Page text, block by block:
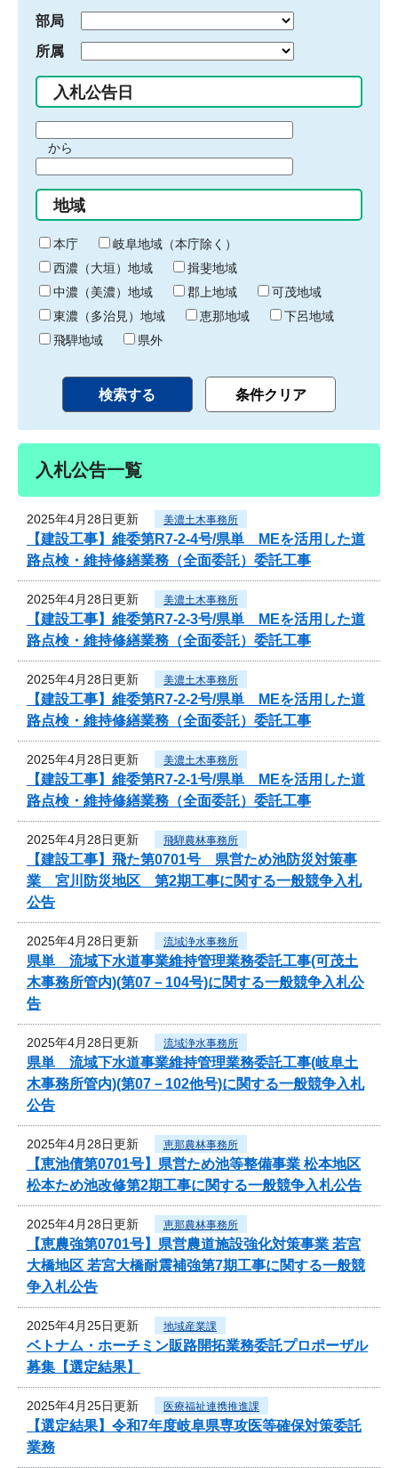
部局
所属
入札公告日
間
始
り
から
間
終
わ
り
地域
本庁
岐阜地域（本庁除く）
西濃（大垣）地域
揖斐地域
中濃（美濃）地域
郡上地域
可茂地域
東濃（多治見）地域
恵那地域
下呂地域
飛騨地域
県外
入札公告一覧
2025年4月28日更新 美濃土木事務所
【建設工事】維委第R7-2-4号/県単 MEを活用した道
路点検・維持修繕業務（全面委託）委託工事
2025年4月28日更新 美濃土木事務所
【建設工事】維委第R7-2-3号/県単 MEを活用した道
路点検・維持修繕業務（全面委託）委託工事
2025年4月28日更新 美濃土木事務所
【建設工事】維委第R7-2-2号/県単 MEを活用した道
路点検・維持修繕業務（全面委託）委託工事
2025年4月28日更新 美濃土木事務所
【建設工事】維委第R7-2-1号/県単 MEを活用した道
路点検・維持修繕業務（全面委託）委託工事
2025年4月28日更新 飛騨農林事務所
【建設工事】飛た第0701号 県営ため池防災対策事
業 宮川防災地区 第2期工事に関する一般競争入札
公告
2025年4月28日更新 流域浄水事務所
県単 流域下水道事業維持管理業務委託工事(可茂土
木事務所管内)(第07－104号)に関する一般競争入札公
告
2025年4月28日更新 流域浄水事務所
県単 流域下水道事業維持管理業務委託工事(岐阜土
木事務所管内)(第07－102他号)に関する一般競争入札
公告
2025年4月28日更新 恵那農林事務所
【恵池債第0701号】県営ため池等整備事業 松本地区
松本ため池改修第2期工事に関する一般競争入札公告
2025年4月28日更新 恵那農林事務所
【恵農強第0701号】県営農道施設強化対策事業 若宮
大橋地区 若宮大橋耐震補強第7期工事に関する一般競
争入札公告
2025年4月25日更新 地域産業課
ベトナム・ホーチミン販路開拓業務委託プロポーザル
募集【選定結果】
2025年4月25日更新 医療福祉連携推進課
【選定結果】令和7年度岐阜県専攻医等確保対策委託
業務